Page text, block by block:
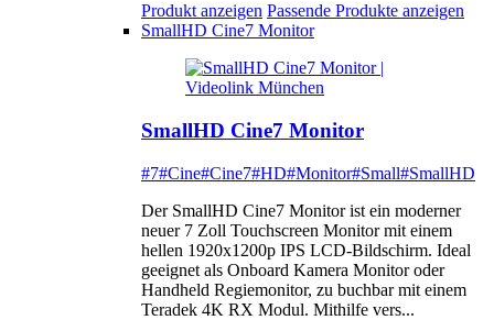
Produkt anzeigen Passende Produkte anzeigen
SmallHD Cine7 Monitor
SmallHD Cine7 Monitor
#7#Cine#Cine7#HD#Monitor#Small#SmallHD
Der SmallHD Cine7 Monitor ist ein moderner
neuer 7 Zoll Touchscreen Monitor mit einem
hellen 1920x1200p IPS LCD-Bildschirm. Ideal
geeignet als Onboard Kamera Monitor oder
Handheld Regiemonitor, zu buchbar mit einem
Teradek 4K RX Modul. Mithilfe vers...